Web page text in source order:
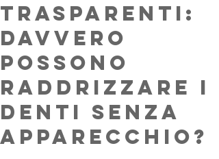
trasparenti:
davvero
possono
raddrizzare i
denti senza
apparecchio?